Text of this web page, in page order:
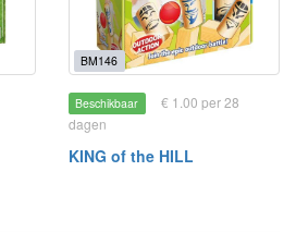
BM146
Beschikbaar
€ 1.00 per 28
dagen
KING of the HILL